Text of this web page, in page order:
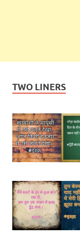
TWO LINERS